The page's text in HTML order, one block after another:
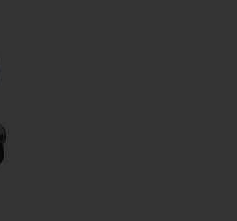
ОБРЕЗАННЫЕ ШОРТЫ